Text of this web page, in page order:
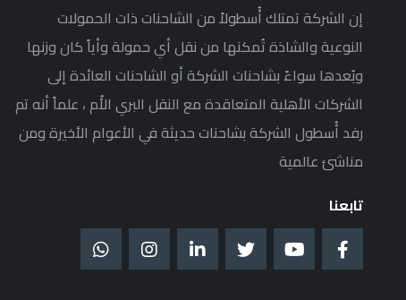
إن الشركة تمتلك أُسطولاً من الشاحنات ذات الحمولات
النوعية والشاذة تُمكنها من نقل أي حمولة وأياً كان وزنها
وبُعدها سواءً بشاحنات الشركة أو الشاحنات العائدة إلى
الشركات الأهلية المتعاقدة مع النقل البري الأُم ، علماً أنه تم
رفد أُسطول الشركة بشاحنات حديثة في الأعوام الأخيرة ومن
مناشئ عالمية
تابعنا